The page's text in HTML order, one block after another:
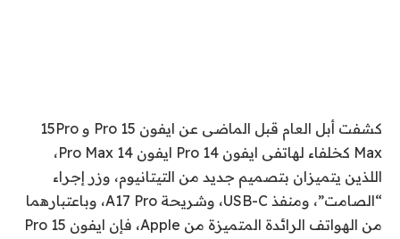
كشفت أبل العام قبل الماضى عن ايفون 15 Pro و 15Pro
Max كخلفاء لهاتفى ايفون 14 Pro ايفون 14 Pro Max،
اللذين يتميزان بتصميم جديد من التيتانيوم، وزر إجراء
“الصامت”، ومنفذ USB-C، وشريحة A17 Pro، وباعتبارهما
من الهواتف الرائدة المتميزة من Apple، فإن ايفون 15 Pro